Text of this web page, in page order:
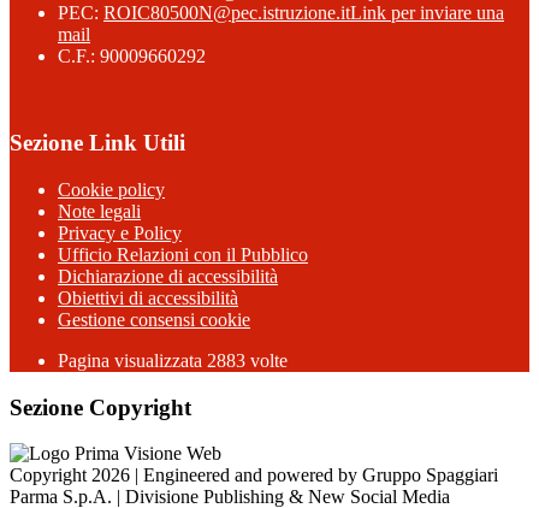
PEC: ROIC80500N@pec.istruzione.itLink per inviare una
mail
C.F.: 90009660292
Sezione Link Utili
Cookie policy
Note legali
Privacy e Policy
Ufficio Relazioni con il Pubblico
Dichiarazione di accessibilità
Obiettivi di accessibilità
Gestione consensi cookie
Pagina visualizzata 2883 volte
Sezione Copyright
Copyright 2026 | Engineered and powered by Gruppo Spaggiari
Parma S.p.A. | Divisione Publishing & New Social Media